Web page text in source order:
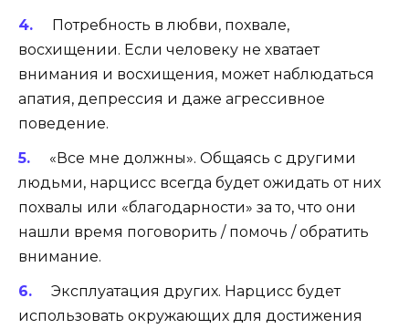
Потребность в любви, похвале,
восхищении. Если человеку не хватает
внимания и восхищения, может наблюдаться
апатия, депрессия и даже агрессивное
поведение.
«Все мне должны». Общаясь с другими
людьми, нарцисс всегда будет ожидать от них
похвалы или «благодарности» за то, что они
нашли время поговорить / помочь / обратить
внимание.
Эксплуатация других. Нарцисс будет
использовать окружающих для достижения